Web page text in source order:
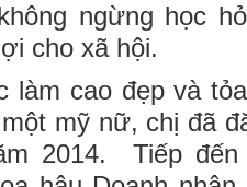
ngừng học
cho xã hội.
làm cao đẹp và
mỹ nữ, chị đã
2014. Tiếp